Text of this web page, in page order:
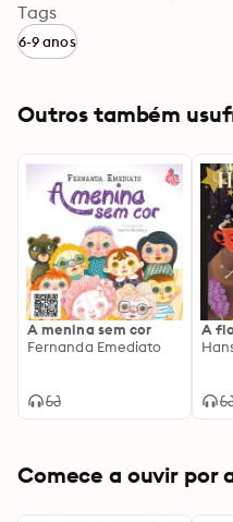
episódio incrível de
uma viagem ao redor do
de diferentes países,
imersivos, criados pela
Tags
6-9 anos
Outros também
A menina sem cor
Fernanda Emediato
A
Comece a ouvir por